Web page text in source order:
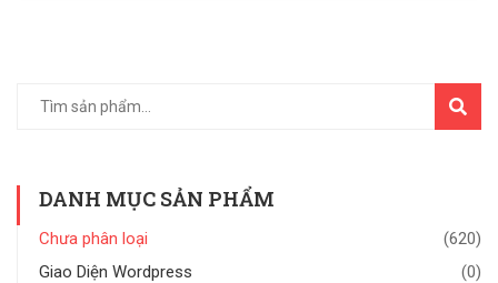
TÌM
KIẾM
DANH MỤC SẢN PHẨM
Chưa phân loại
(620)
Giao Diện Wordpress
(0)